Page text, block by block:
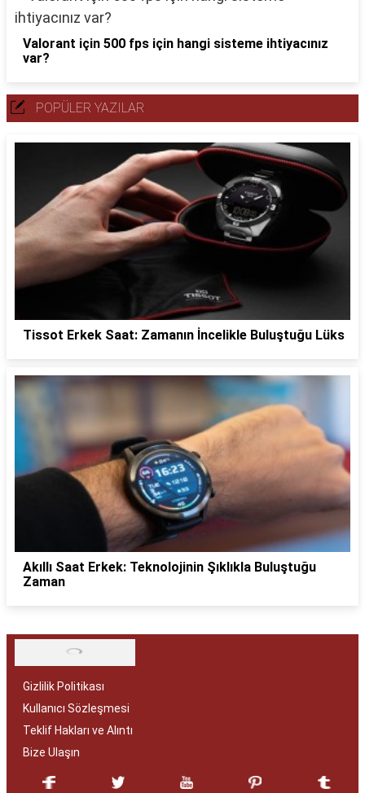
Valorant için 500 fps için hangi sisteme ihtiyacınız
var?
POPÜLER YAZILAR
Tissot Erkek Saat: Zamanın İncelikle Buluştuğu Lüks
Akıllı Saat Erkek: Teknolojinin Şıklıkla Buluştuğu
Zaman
Gizlilik Politikası
Kullanıcı Sözleşmesi
Teklif Hakları ve Alıntı
Bize Ulaşın